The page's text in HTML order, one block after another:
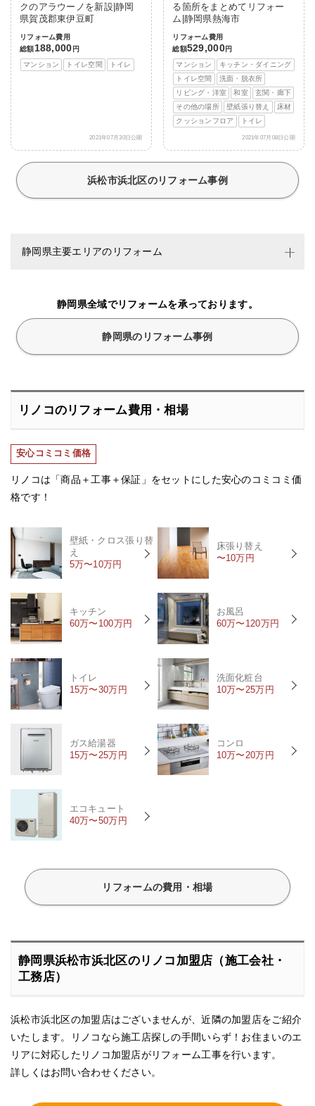
クのアラウーノを新設|静岡
県賀茂郡東伊豆町
リフォーム費用
総額188,000 円
マンション
トイレ空間 トイレ
2021年07月30日公開
る箇所をまとめてリフォー
ム|静岡県熱海市
リフォーム費用
総額529,000円
マンション
キッチン・ダイニング
トイレ空間
洗面・脱衣所
リビング・洋室
和室
玄関・廊下
その他の場所
壁紙張り替え
床材
クッションフロア
トイレ
2021年07月08日公開
浜松市浜北区のリフォーム事例
静岡県主要エリアのリフォーム
静岡県全域でリフォームを承っております。
静岡県のリフォーム事例
リノコのリフォーム費用・相場
安心コミコミ価格
リノコは「商品＋工事＋保証」をセットにした安心のコミコミ価
格です！
壁紙・クロス張り替
え
5万〜10万円
床張り替え
〜10万円
キッチン
60万〜100万円
お風呂
60万〜120万円
トイレ
15万〜30万円
洗面化粧台
10万〜25万円
ガス給湯器
15万〜25万円
コンロ
10万〜20万円
エコキュート
40万〜50万円
リフォームの費用・相場
静岡県浜松市浜北区のリノコ加盟店（施工会社・
工務店）
浜松市浜北区の加盟店はございませんが、近隣の加盟店をご紹介
いたします。リノコなら施工店探しの手間いらず！お住まいのエ
リアに対応したリノコ加盟店がリフォーム工事を行います。
詳しくはお問い合わせください。